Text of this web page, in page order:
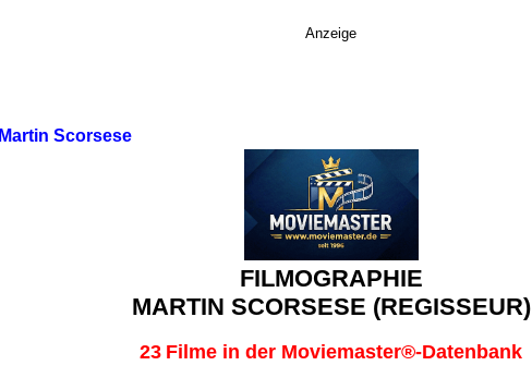
Martin Scorsese
FILMOGRAPHIE
MARTIN SCORSESE (REGISSEUR)
23 Filme in der Moviemaster®-Datenbank
Anzeige